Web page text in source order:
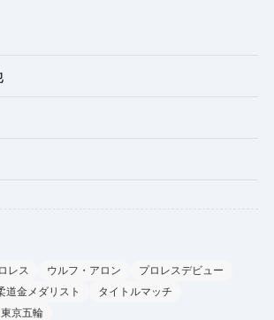
レス ウルフ・アロン
プロレスデビュー
道金メダリスト
タイトルマッチ
東京五輪